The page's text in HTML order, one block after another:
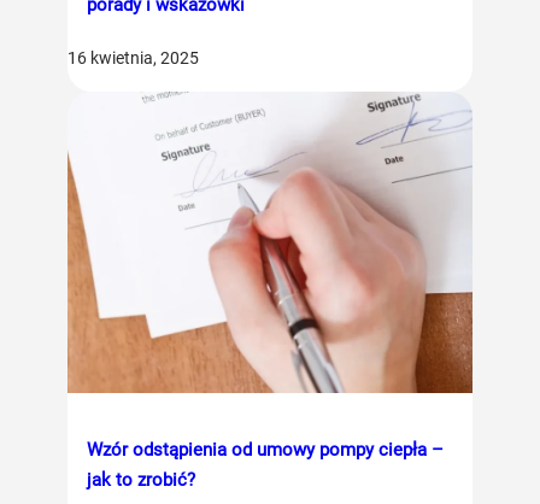
porady i wskazówki
16 kwietnia, 2025
Wzór odstąpienia od umowy pompy ciepła –
jak to zrobić?